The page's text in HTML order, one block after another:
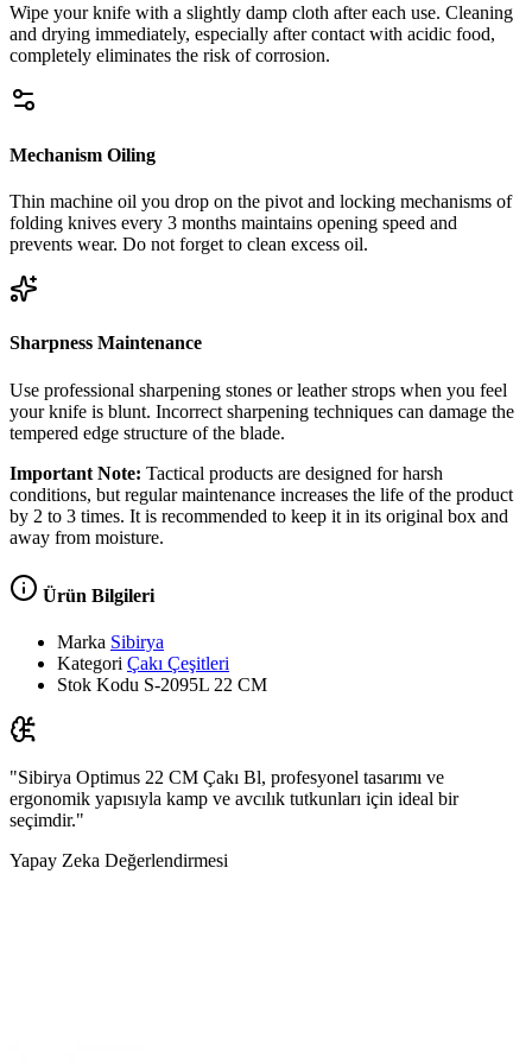
Wipe your knife with a slightly damp cloth after each use. Cleaning
and drying immediately, especially after contact with acidic food,
completely eliminates the risk of corrosion.
Mechanism Oiling
Thin machine oil you drop on the pivot and locking mechanisms of
folding knives every 3 months maintains opening speed and
prevents wear. Do not forget to clean excess oil.
Sharpness Maintenance
Use professional sharpening stones or leather strops when you feel
your knife is blunt. Incorrect sharpening techniques can damage the
tempered edge structure of the blade.
Important Note: Tactical products are designed for harsh
conditions, but regular maintenance increases the life of the product
by 2 to 3 times. It is recommended to keep it in its original box and
away from moisture.
Ürün Bilgileri
Marka Sibirya
Kategori Çakı Çeşitleri
Stok Kodu S-2095L 22 CM
"Sibirya Optimus 22 CM Çakı Bl, profesyonel tasarımı ve
ergonomik yapısıyla kamp ve avcılık tutkunları için ideal bir
seçimdir."
Yapay Zeka Değerlendirmesi